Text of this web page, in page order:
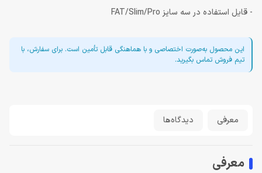
- قایل استفاده در سه سایز FAT/Slim/Pro
این محصول به‌صورت اختصاصی و با هماهنگی قابل تأمین است. برای سفارش، با
تیم فروش تماس بگیرید.
معرفی دیدگاه‌ها
معرفی